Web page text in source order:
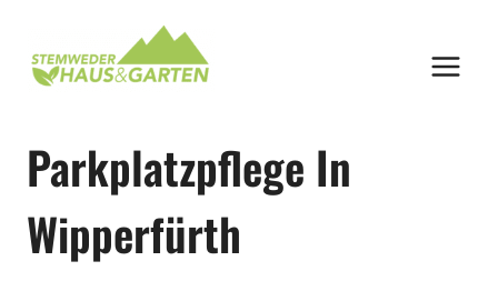
springen
Parkplatzpflege In
Wipperfürth